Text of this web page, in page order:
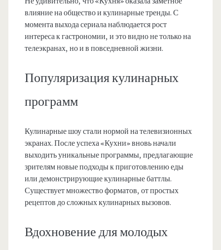
влияние на общество и кулинарные тренды. С
момента выхода сериала наблюдается рост
интереса к гастрономии, и это видно не только на
телеэкранах, но и в повседневной жизни.
Популяризация кулинарных
программ
Кулинарные шоу стали нормой на телевизионных
экранах. После успеха «Кухни» вновь начали
выходить уникальные программы, предлагающие
зрителям новые подходы к приготовлению еды
или демонстрирующие кулинарные баттлы.
Существует множество форматов, от простых
рецептов до сложных кулинарных вызовов.
Вдохновение для молодых